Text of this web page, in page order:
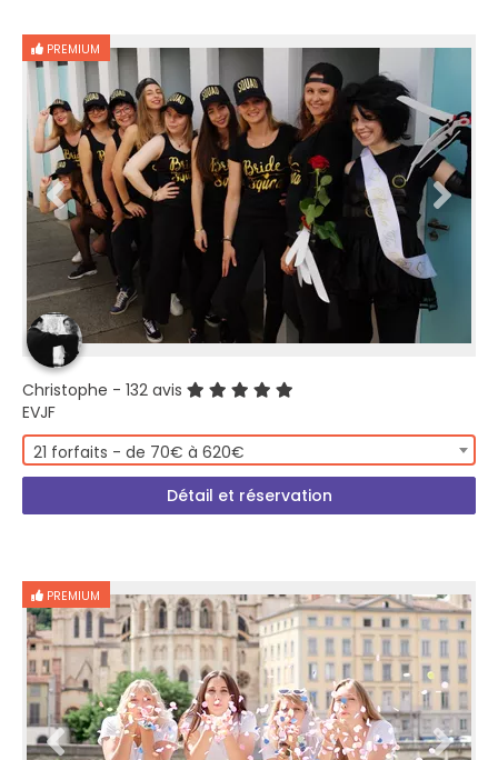
PREMIUM
Christophe - 132 avis
EVJF
21 forfaits - de 70€ à 620€
Détail et réservation
PREMIUM